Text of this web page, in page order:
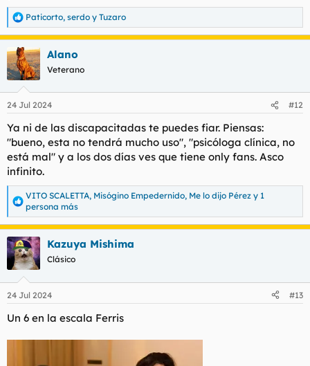
R
e
a
c
c
i
e
:
Paticorto, serdo y Tuzaro
Alano
Veterano
24 Jul 2024 #12
Ya ni de las discapacitadas te puedes fiar. Piensas:
"bueno, esta no tendrá mucho uso", "psicóloga clínica, no
está mal" y a los dos días ves que tiene only fans. Asco
infinito.
R
e
a
c
c
o
n
e
s
:
VITO SCALETTA, Misógino Empedernido, Me lo dijo Pérez y 1
persona más
Kazuya Mishima
Clásico
24 Jul 2024 #13
Un 6 en la escala Ferris